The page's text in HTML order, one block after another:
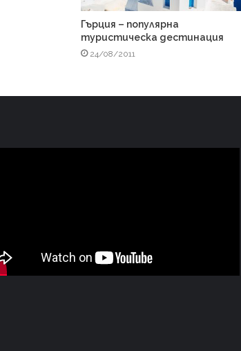
Гърция – популярна
туристическа дестинация
24/08/2011